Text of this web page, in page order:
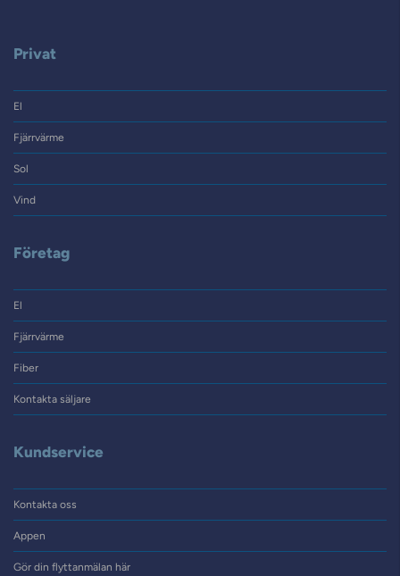
Privat
El
Fjärrvärme
Sol
Vind
Företag
El
Fjärrvärme
Fiber
Kontakta säljare
Kundservice
Kontakta oss
Appen
Gör din flyttanmälan här